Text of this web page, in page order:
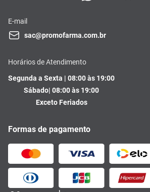
E-mail
sac@promofarma.com.br
Horários de Atendimento
Segunda a Sexta | 08:00 às 19:00
Sábado| 08:00 às 19:00
Exceto Feriados
Formas de pagamento